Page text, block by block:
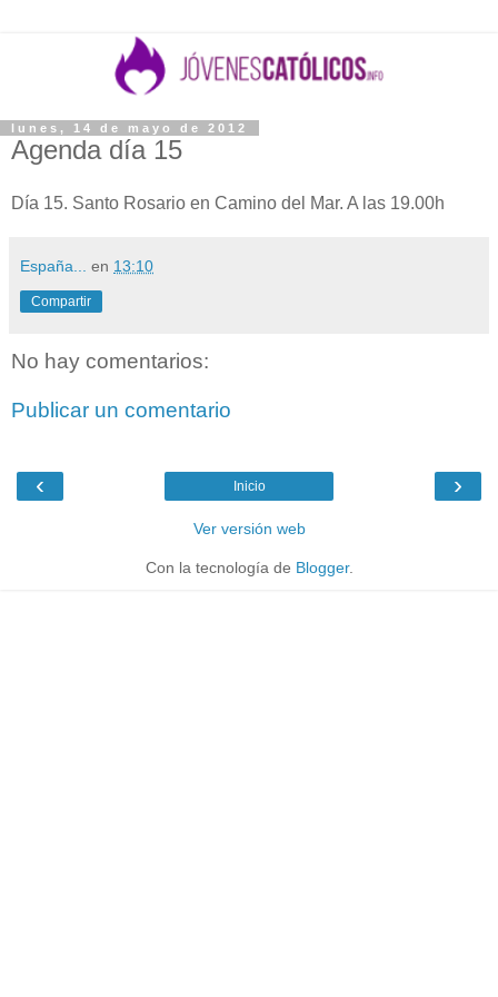
lunes, 14 de mayo de 2012
Agenda día 15
Día 15. Santo Rosario en Camino del Mar. A las 19.00h
España... en 13:10
Compartir
No hay comentarios:
Publicar un comentario
‹ ›
Inicio
Ver versión web
Con la tecnología de Blogger.